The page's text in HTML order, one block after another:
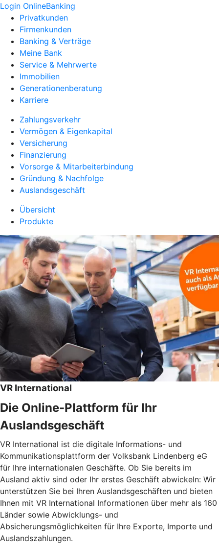
Login OnlineBanking
Privatkunden
Firmenkunden
Banking & Verträge
Meine Bank
Service & Mehrwerte
Immobilien
Generationenberatung
Karriere
Zahlungsverkehr
Vermögen & Eigenkapital
Versicherung
Finanzierung
Vorsorge & Mitarbeiterbindung
Gründung & Nachfolge
Auslandsgeschäft
Übersicht
Produkte
VR International
Die Online-Plattform für Ihr
Auslandsgeschäft
VR International ist die digitale Informations- und
Kommunikationsplattform der Volksbank Lindenberg eG
für Ihre internationalen Geschäfte. Ob Sie bereits im
Ausland aktiv sind oder Ihr erstes Geschäft abwickeln: Wir
unterstützen Sie bei Ihren Auslandsgeschäften und bieten
Ihnen mit VR International Informationen über mehr als 160
Länder sowie Abwicklungs- und
Absicherungsmöglichkeiten für Ihre Exporte, Importe und
Auslandszahlungen.